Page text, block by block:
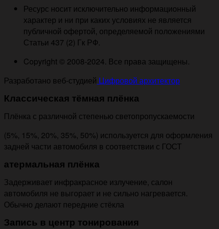
Ресурс носит исключительно информационный
характер и ни при каких условиях не является
публичной офертой, определяемой положениями
Статьи 437 (2) Гк РФ.
Copyright © 2008-2024. Все права защищены.
Разработано веб-студией Цифровой архитектор
Классическая тёмная плёнка
Плёнка с различной степенью светопропускаемости
(5%, 15%, 20%, 35%, 50%) используется для оформления
задней части автомобиля в соответствии с ГОСТ
атермальная плёнка
Задерживает инфракрасное излучение, салон
автомобиля не выгорает и не сильно нагревается.
Обычно делают передние стёкла
Запись в центр тонирования